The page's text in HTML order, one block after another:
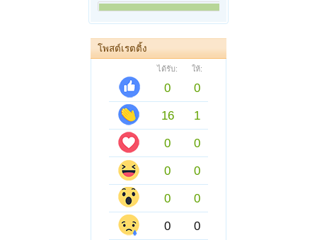
โพสต์เรตติ้ง
ได้รับ: ให้:
0
0
16
1
0
0
0
0
0
0
0
0